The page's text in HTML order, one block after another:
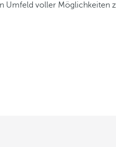
Umfeld voller Möglichkeiten